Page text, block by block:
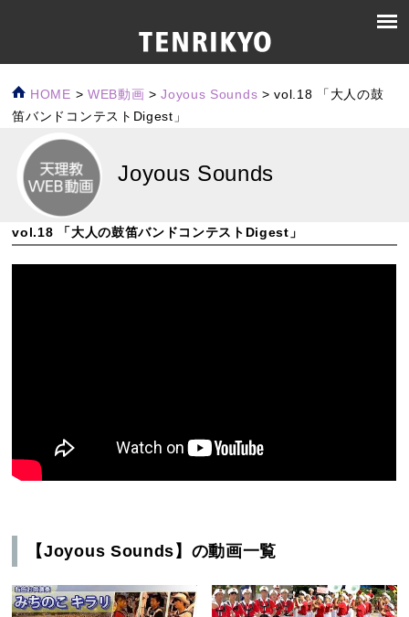
HOME > WEB動画 >Joyous Sounds >vol.18 「大人の鼓
笛バンドコンテストDigest」
Joyous Sounds
vol.18 「大人の鼓笛バンドコンテストDigest」
【Joyous Sounds】の動画一覧